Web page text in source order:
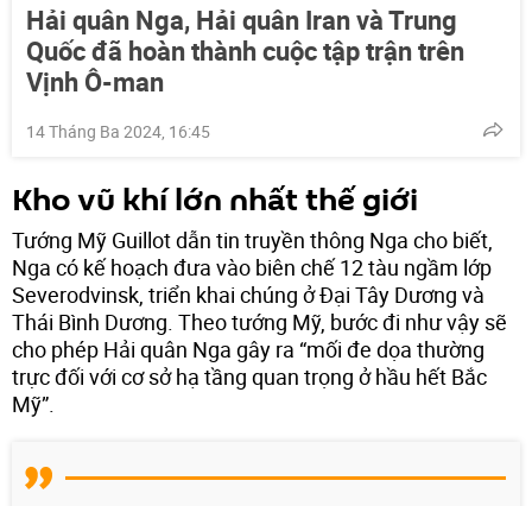
Hải quân Nga, Hải quân Iran và Trung
Quốc đã hoàn thành cuộc tập trận trên
Vịnh Ô-man
14 Tháng Ba 2024, 16:45
Kho vũ khí lớn nhất thế giới
Tướng Mỹ Guillot dẫn tin truyền thông Nga cho biết,
Nga có kế hoạch đưa vào biên chế 12 tàu ngầm lớp
Severodvinsk, triển khai chúng ở Đại Tây Dương và
Thái Bình Dương. Theo tướng Mỹ, bước đi như vậy sẽ
cho phép Hải quân Nga gây ra “mối đe dọa thường
trực đối với cơ sở hạ tầng quan trọng ở hầu hết Bắc
Mỹ”.